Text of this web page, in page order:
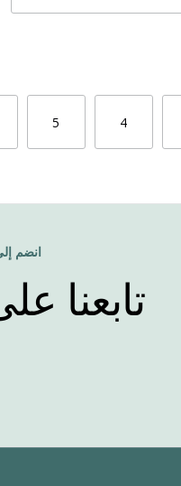
4
5
انضم
تابعنا